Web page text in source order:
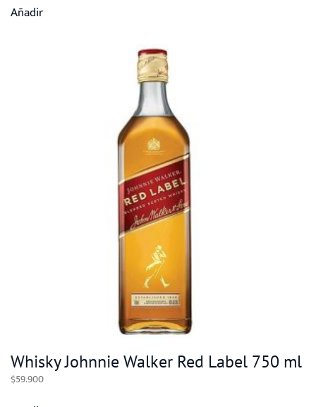
Añadir
Whisky Johnnie Walker Red Label 750 ml
$59.900